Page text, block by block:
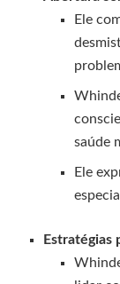
Ele
saúde
Ele
Estratégias